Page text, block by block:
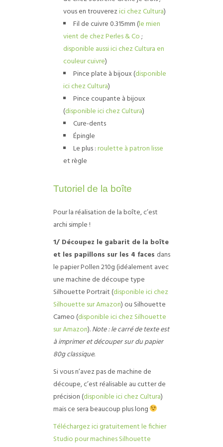
vous en trouverezici chez Cultura)
Fil de cuivre 0.315mm (le mien
vient de chez Perles & Co;
disponible aussi ici chez Cultura en
couleur cuivre)
Pince plate à bijoux (disponible
ici chez Cultura)
Pince coupante à bijoux
(disponible ici chez Cultura)
Cure-dents
Épingle
Le plus :roulette à patron lisse
et règle
Tutoriel de la boîte
Pour la réalisation de la boîte, c’est
archi simple !
1/ Découpez le gabarit de la boîte
et les papillons sur les 4 faces dans
le papier Pollen 210g (idéalement avec
une machine de découpe type
Silhouette Portrait (disponible ici chez
Silhouette sur Amazon) ou Silhouette
Cameo (disponible ici chez Silhouette
sur Amazon).Note : le carré de texte est
à imprimer et découper sur du papier
80g classique.
Si vous n’avez pas de machine de
découpe, c’est réalisable au cutter de
précision (disponible ici chez Cultura)
mais ce sera beaucoup plus long
Téléchargez ici gratuitement le fichier
Studio pour machines Silhouette